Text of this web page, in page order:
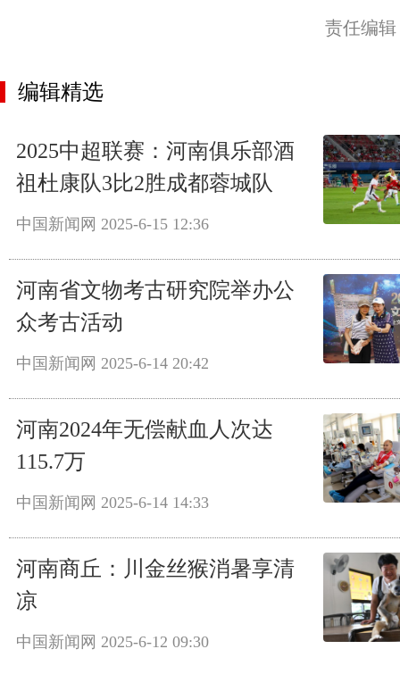
责任编
编辑精选
2025中超联赛：河南俱乐部酒
祖杜康队3比2胜成都蓉城队
中国新闻网 2025-6-15 12:36
河南省文物考古研究院举办公
众考古活动
中国新闻网 2025-6-14 20:42
河南2024年无偿献血人次达
115.7万
中国新闻网 2025-6-14 14:33
河南商丘：川金丝猴消暑享清
凉
中国新闻网 2025-6-12 09:30